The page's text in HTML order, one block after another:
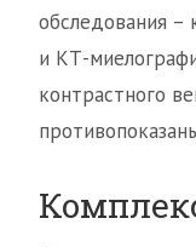
обследования
и КТ-
контрастного